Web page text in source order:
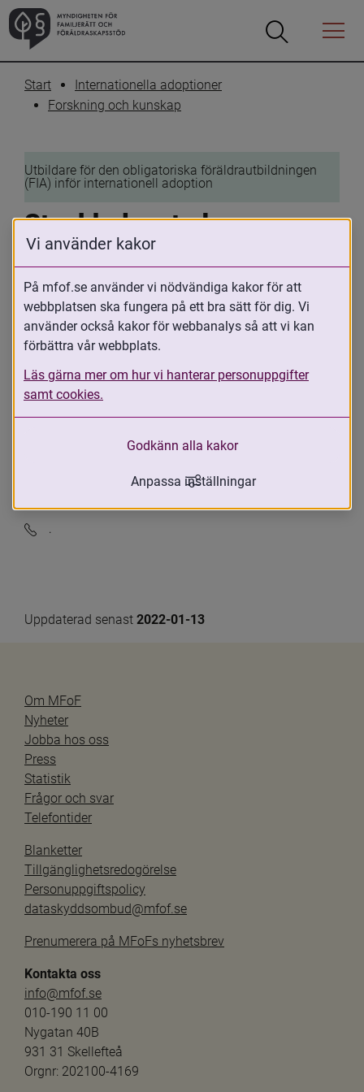
Öppna
Öppna
Menyn
Start
Internationella adoptioner
Forskning och kunskap
Utbildare för den obligatoriska föräldrautbildningen
(FIA) inför internationell adoption
Stockholm stad
13 januari 2022
Skriv ut Dela
Geografiskt område där utbildaren
verkar
Stockholm
Ansvarig kontaktperson
Kontaktuppgifter
.
Uppdaterad senast 2022-01-13
Om MFoF
Nyheter
Jobba hos oss
Press
Statistik
Frågor och svar
Telefontider
Blanketter
Tillgänglighetsredogörelse
Personuppgiftspolicy
dataskyddsombud@mfof.se
Prenumerera på MFoFs nyhetsbrev
Kontakta oss
info@mfof.se
010-190 11 00
Nygatan 40B
931 31 Skellefteå
Orgnr: 202100-4169
Vi använder kakor
På mfof.se använder vi nödvändiga kakor för att
webbplatsen ska fungera på ett bra sätt för dig. Vi
använder också kakor för webbanalys så att vi kan
förbättra vår webbplats.
Läs gärna mer om hur vi hanterar personuppgifter
samt cookies.
Godkänn alla kakor
Anpassa inställningar